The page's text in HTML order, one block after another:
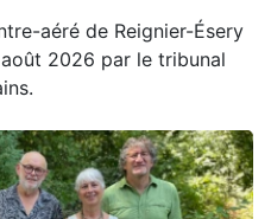
aéré de Reignier-Ésery
2026 par le tribunal